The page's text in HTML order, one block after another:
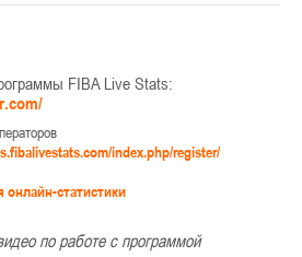
FIBA Live Stats:
index.php/register/
статистики
по работе с программой